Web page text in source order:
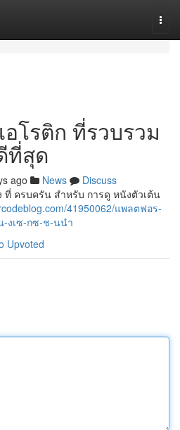
โรติก ที่รวบรวม
ที่สุด
ago News
Discuss
ครบครัน สำหรับ การดู หนังตัวเต้น
41950062/แพลตฟอร-
งเซ-กซ-ช-นนำ
Upvoted